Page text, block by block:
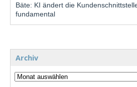
Bäte: KI ändert die
fundamental
Archiv